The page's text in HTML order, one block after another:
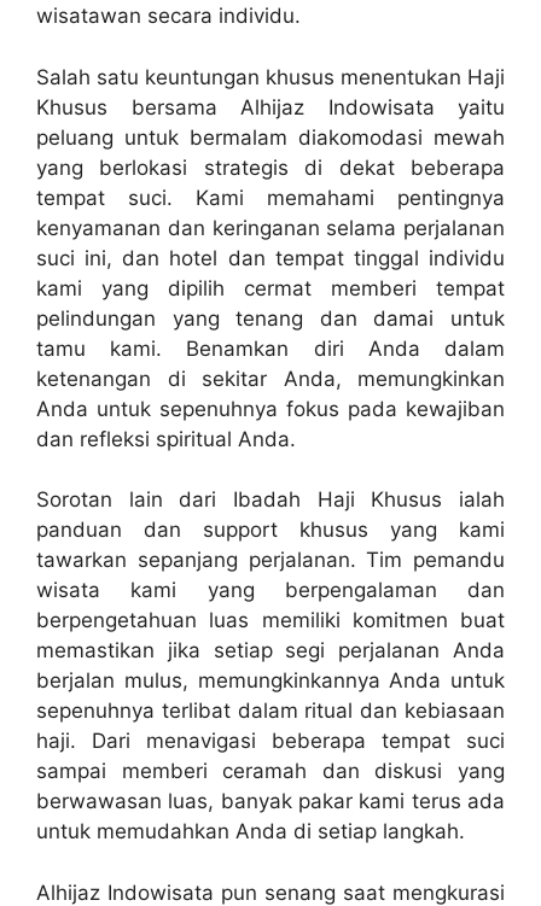
wisatawan secara individu.
Salah satu keuntungan khusus menentukan Haji
Khusus bersama Alhijaz Indowisata yaitu
peluang untuk bermalam diakomodasi mewah
yang berlokasi strategis di dekat beberapa
tempat suci. Kami memahami pentingnya
kenyamanan dan keringanan selama perjalanan
suci ini, dan hotel dan tempat tinggal individu
kami yang dipilih cermat memberi tempat
pelindungan yang tenang dan damai untuk
tamu kami. Benamkan diri Anda dalam
ketenangan di sekitar Anda, memungkinkan
Anda untuk sepenuhnya fokus pada kewajiban
dan refleksi spiritual Anda.
Sorotan lain dari Ibadah Haji Khusus ialah
panduan dan support khusus yang kami
tawarkan sepanjang perjalanan. Tim pemandu
wisata kami yang berpengalaman dan
berpengetahuan luas memiliki komitmen buat
memastikan jika setiap segi perjalanan Anda
berjalan mulus, memungkinkannya Anda untuk
sepenuhnya terlibat dalam ritual dan kebiasaan
haji. Dari menavigasi beberapa tempat suci
sampai memberi ceramah dan diskusi yang
berwawasan luas, banyak pakar kami terus ada
untuk memudahkan Anda di setiap langkah.
Alhijaz Indowisata pun senang saat mengkurasi